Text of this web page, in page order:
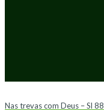
Nas trevas com Deus – Sl 88